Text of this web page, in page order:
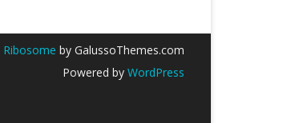
Ribosome by GalussoThemes.com
Powered by WordPress